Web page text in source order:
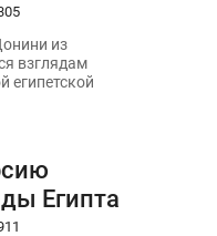
из
взглядам
египетской
Египта